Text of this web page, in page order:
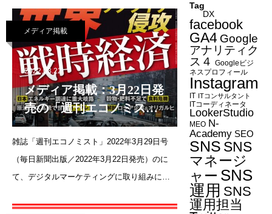
の単独受講もできるウェブ解析士マスター講
座体験会"でスピーカーとして参加することに
なりました。よろしくお願いい
メディア掲載
2022.03.22
メディア掲載：3月22日発
売の「週刊エコノミスト
（3月29日号）」にインタ
ビュー掲載いただきまし
た
雑誌「週刊エコノミスト」2022年3月29日号
（毎日新聞出版／2022年3月22日発売）のに
て、デジタルマーケティングに取り組みにつ
れました。是非ご覧ください（Kindle版では掲
Tag
DX
facebook
GA4 Google
アナリティク
ス４
Googleビジ
ネスプロフィール
Instagram
IT ITコンサルタント
ITコーディネータ
LookerStudio
MEO N-
Academy SEO
SNS SNS
マネージ
ャー SNS
運用 SNS
運用担当